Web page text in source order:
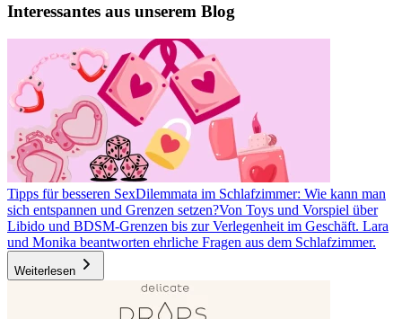
Interessantes aus unserem Blog
Tipps für besseren SexDilemmata im Schlafzimmer: Wie kann man
sich entspannen und Grenzen setzen?Von Toys und Vorspiel über
Libido und BDSM-Grenzen bis zur Verlegenheit im Geschäft. Lara
und Monika beantworten ehrliche Fragen aus dem Schlafzimmer.
Weiterlesen